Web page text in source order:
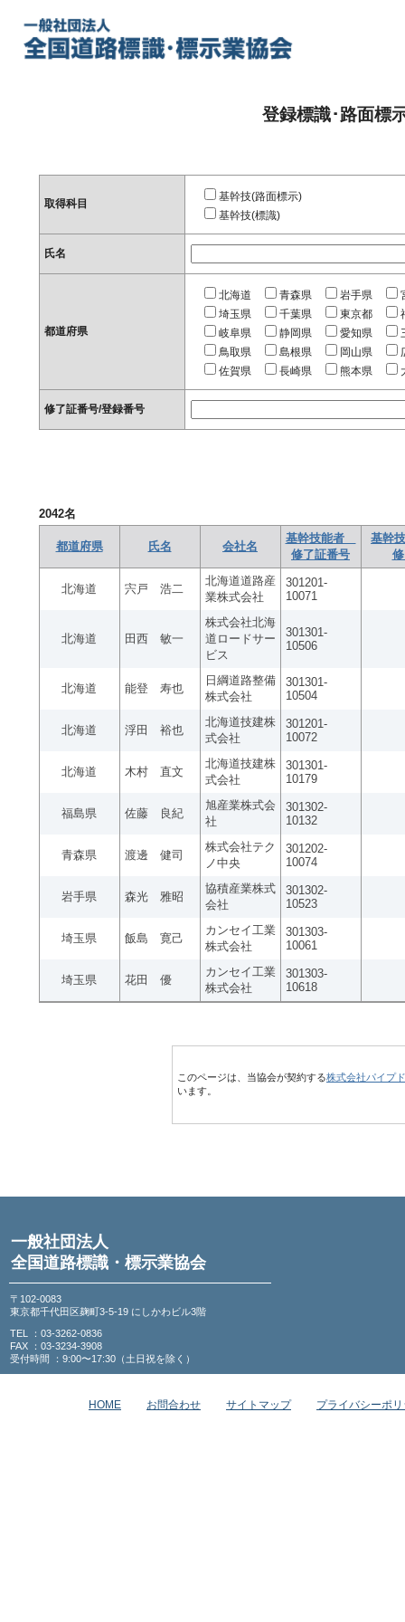
登録標識･路面標
取得科目
基幹技(路面標示)
基幹技(標識)
氏名
都道府県
北海道 青森県 岩手県
埼玉県
千葉県 東京都
岐阜県
静岡県 愛知県
鳥取県
島根県 岡山県
佐賀県
長崎県 熊本県
修了証番号/登録番号
2042名
都道府県 氏名 会社名
基幹技能者
修了証番号
基幹
北海道 宍戸 浩二
北海道道路産
業株式会社
301201-
10071
北海道 田西 敏一
株式会社北海
道ロードサー
ビス
301301-
10506
北海道 能登 寿也
日綱道路整備
株式会社
301301-
10504
北海道 浮田 裕也
北海道技建株
式会社
301201-
10072
北海道 木村 直文
北海道技建株
式会社
301301-
10179
福島県 佐藤 良紀
旭産業株式会
社
301302-
10132
青森県 渡邊 健司
株式会社テク
ノ中央
301202-
10074
岩手県 森光 雅昭
協積産業株式
会社
301302-
10523
埼玉県 飯島 寛己
カンセイ工業
株式会社
301303-
10061
埼玉県 花田 優
カンセイ工業
株式会社
301303-
10618
このページは、当協会が契約する株式会社パイプ
います。
一般社団法人
全国道路標識・標示業協会
〒102-0083
東京都千代田区麹町3-5-19 にしかわビル3階
TEL ：03-3262-0836
FAX ：03-3234-3908
受付時間 ：9:00〜17:30（土日祝を除く）
HOME お問合わせ サイトマップ プライバシーポ